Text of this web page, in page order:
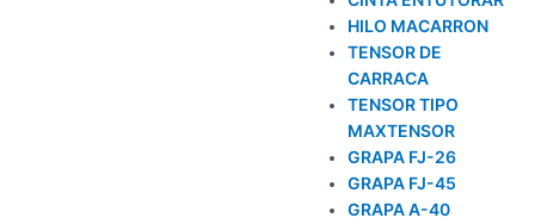
HILO MACARRON
TENSOR DE
CARRACA
TENSOR TIPO
MAXTENSOR
GRAPA FJ-26
GRAPA FJ-45
GRAPA A-40